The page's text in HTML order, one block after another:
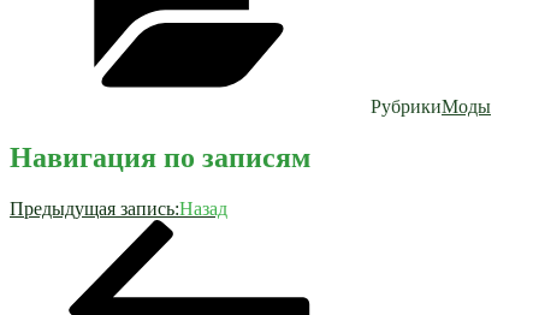
РубрикиМоды
Навигация по записям
Предыдущая запись:Назад